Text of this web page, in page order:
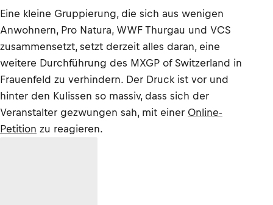
Eine kleine Gruppierung, die sich aus wenigen
Anwohnern, Pro Natura, WWF Thurgau und VCS
zusammensetzt, setzt derzeit alles daran, eine
weitere Durchführung des MXGP of Switzerland in
Frauenfeld zu verhindern. Der Druck ist vor und
hinter den Kulissen so massiv, dass sich der
Veranstalter gezwungen sah, mit einer Online-
Petition zu reagieren.